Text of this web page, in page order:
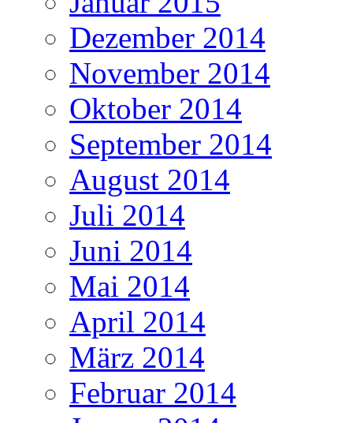
Dezember 2014
November 2014
Oktober 2014
September 2014
August 2014
Juli 2014
Juni 2014
Mai 2014
April 2014
März 2014
Februar 2014